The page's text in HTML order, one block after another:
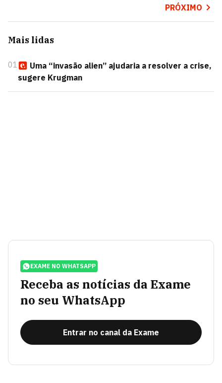
PRÓXIMO
Mais lidas
01
Uma “invasão alien” ajudaria a resolver a crise,
sugere Krugman
EXAME NO WHATSAPP
Receba as notícias da Exame
no seu WhatsApp
Entrar no canal da Exame